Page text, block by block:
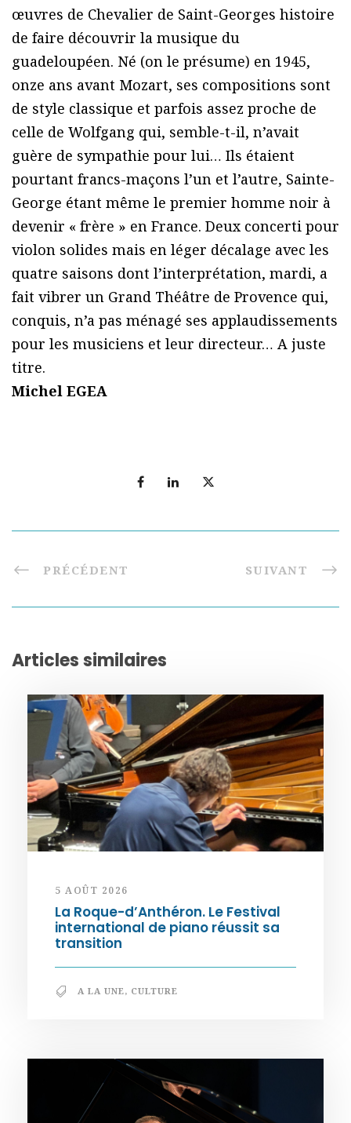
œuvres de Chevalier de Saint-Georges histoire
de faire découvrir la musique du
guadeloupéen. Né (on le présume) en 1945,
onze ans avant Mozart, ses compositions sont
de style classique et parfois assez proche de
celle de Wolfgang qui, semble-t-il, n’avait
guère de sympathie pour lui… Ils étaient
pourtant francs-maçons l’un et l’autre, Sainte-
George étant même le premier homme noir à
devenir « frère » en France. Deux concerti pour
violon solides mais en léger décalage avec les
quatre saisons dont l’interprétation, mardi, a
fait vibrer un Grand Théâtre de Provence qui,
conquis, n’a pas ménagé ses applaudissements
pour les musiciens et leur directeur… A juste
titre.
Michel EGEA
PRÉCÉDENT SUIVANT
Articles similaires
5 AOÛT 2026
La Roque-d’Anthéron. Le Festival
international de piano réussit sa
transition
A LA UNE, CULTURE